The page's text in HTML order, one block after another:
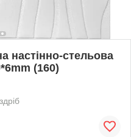
настінно-стельова
(160)